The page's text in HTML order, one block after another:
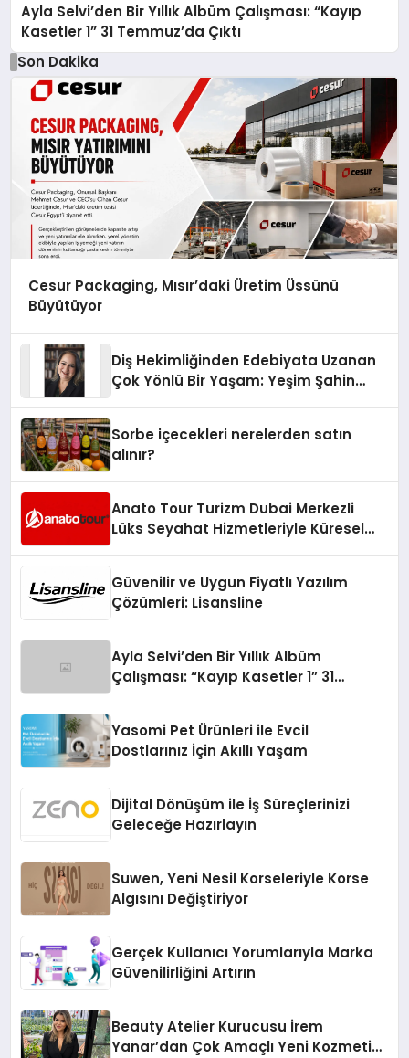
Ayla Selvi’den Bir Yıllık Albüm Çalışması: “Kayıp
Kasetler 1” 31 Temmuz’da Çıktı
Son Dakika
Cesur Packaging, Mısır’daki Üretim Üssünü
Büyütüyor
Diş Hekimliğinden Edebiyata Uzanan
Çok Yönlü Bir Yaşam: Yeşim Şahin
Sorbe içecekleri nerelerden satın
alınır?
Anato Tour Turizm Dubai Merkezli
Lüks Seyahat Hizmetleriyle Küresel
Güvenilir ve Uygun Fiyatlı Yazılım
Çözümleri: Lisansline
Ayla Selvi’den Bir Yıllık Albüm
Çalışması: “Kayıp Kasetler 1” 31
Yasomi Pet Ürünleri ile Evcil
Dostlarınız İçin Akıllı Yaşam
Dijital Dönüşüm ile İş Süreçlerinizi
Geleceğe Hazırlayın
Suwen, Yeni Nesil Korseleriyle Korse
Algısını Değiştiriyor
Gerçek Kullanıcı Yorumlarıyla Marka
Güvenilirliğini Artırın
Beauty Atelier Kurucusu İrem
Yanar’dan Çok Amaçlı Yeni Kozmetik